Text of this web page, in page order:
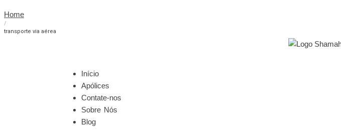
Home
/
transporte via aérea
Início
Apólices
Contate-nos
Sobre Nós
Blog